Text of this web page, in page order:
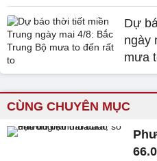
Dự
ngày
mưa
CÙNG CHUYÊN MỤC